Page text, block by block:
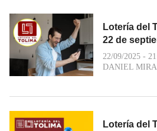
Lotería del
22 de
22/09/2025 -
DANIEL
Lotería del